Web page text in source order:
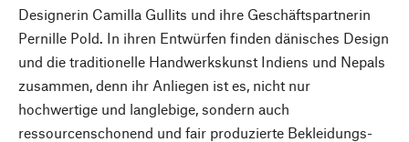
Designerin Camilla Gullits und ihre Geschäftspartnerin
Pernille Pold. In ihren Entwürfen finden dänisches Design
und die traditionelle Handwerkskunst Indiens und Nepals
zusammen, denn ihr Anliegen ist es, nicht nur
hochwertige und langlebige, sondern auch
ressourcenschonend und fair produzierte Bekleidungs-